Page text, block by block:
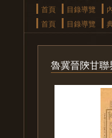
首頁
目錄導覽
首頁
目錄導覽
魯冀晉陝甘聯